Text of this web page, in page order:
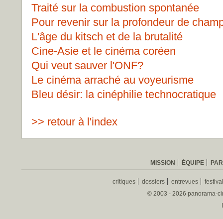
Traité sur la combustion spontanée
Pour revenir sur la profondeur de
L'âge du kitsch et de la brutalité
Cine-Asie et le cinéma coréen
Qui veut sauver l'ONF?
Le cinéma arraché au voyeurisme
Bleu désir: la cinéphilie technocratique
>> retour à l'index
MISSION ÉQUIPE
critiques dossiers entrevues
© 2003 - 2026 panorama-